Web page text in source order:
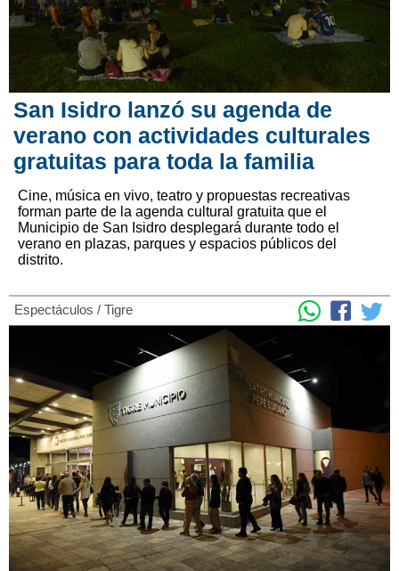
San Isidro lanzó su agenda de
verano con actividades culturales
gratuitas para toda la familia
Cine, música en vivo, teatro y propuestas recreativas
forman parte de la agenda cultural gratuita que el
Municipio de San Isidro desplegará durante todo el
verano en plazas, parques y espacios públicos del
distrito.
Espectáculos / Tigre